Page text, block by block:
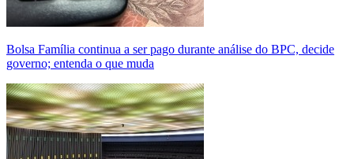
Bolsa Família continua a ser pago durante análise do BPC, decide
governo; entenda o que muda